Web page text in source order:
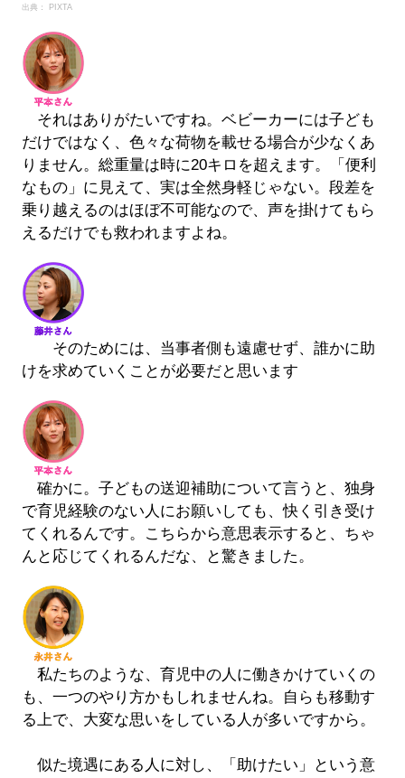
出典： PIXTA
それはありがたいですね。ベビーカーには子ども
だけではなく、色々な荷物を載せる場合が少なくあ
りません。総重量は時に20キロを超えます。「便利
なもの」に見えて、実は全然身軽じゃない。段差を
乗り越えるのはほぼ不可能なので、声を掛けてもら
えるだけでも救われますよね。
そのためには、当事者側も遠慮せず、誰かに助
けを求めていくことが必要だと思います
確かに。子どもの送迎補助について言うと、独身
で育児経験のない人にお願いしても、快く引き受け
てくれるんです。こちらから意思表示すると、ちゃ
んと応じてくれるんだな、と驚きました。
私たちのような、育児中の人に働きかけていくの
も、一つのやり方かもしれませんね。自らも移動す
る上で、大変な思いをしている人が多いですから。
似た境遇にある人に対し、「助けたい」という意